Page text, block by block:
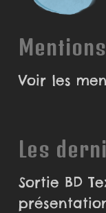
Voir les
Les
Sortie BD